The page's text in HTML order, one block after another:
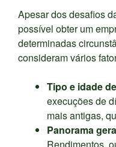
Apesar dos desafios
possível obter um
determinadas
consideram vários
Tipo e idade
execuções de
mais antigas,
Panorama